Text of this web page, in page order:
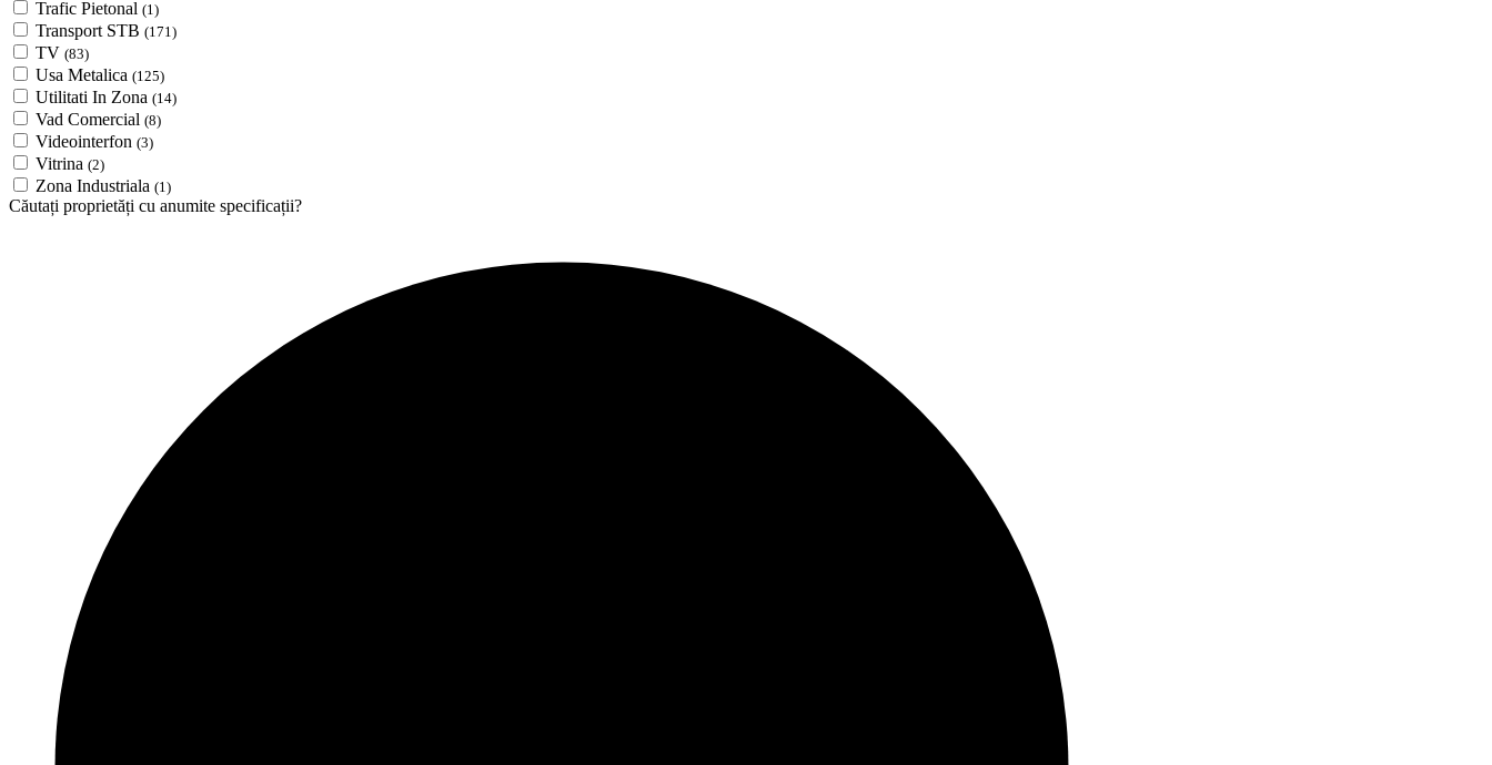
Trafic Pietonal (1)
Transport STB (171)
TV (83)
Usa Metalica (125)
Utilitati In Zona (14)
Vad Comercial (8)
Videointerfon (3)
Vitrina (2)
Zona Industriala (1)
Căutați proprietăți cu anumite specificații?